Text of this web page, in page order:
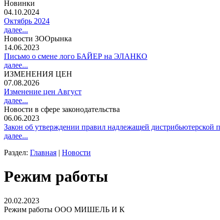
Новинки
04.10.2024
Октябрь 2024
далее...
Новости ЗООрынка
14.06.2023
Письмо о смене лого БАЙЕР на ЭЛАНКО
далее...
ИЗМЕНЕНИЯ ЦЕН
07.08.2026
Изменение цен Август
далее...
Новости в сфере законодательства
06.06.2023
Закон об утверждении правил надлежащей дистрибьютерской
далее...
Раздел: Главная | Новости
Режим работы
20.02.2023
Режим работы ООО МИШЕЛЬ И К